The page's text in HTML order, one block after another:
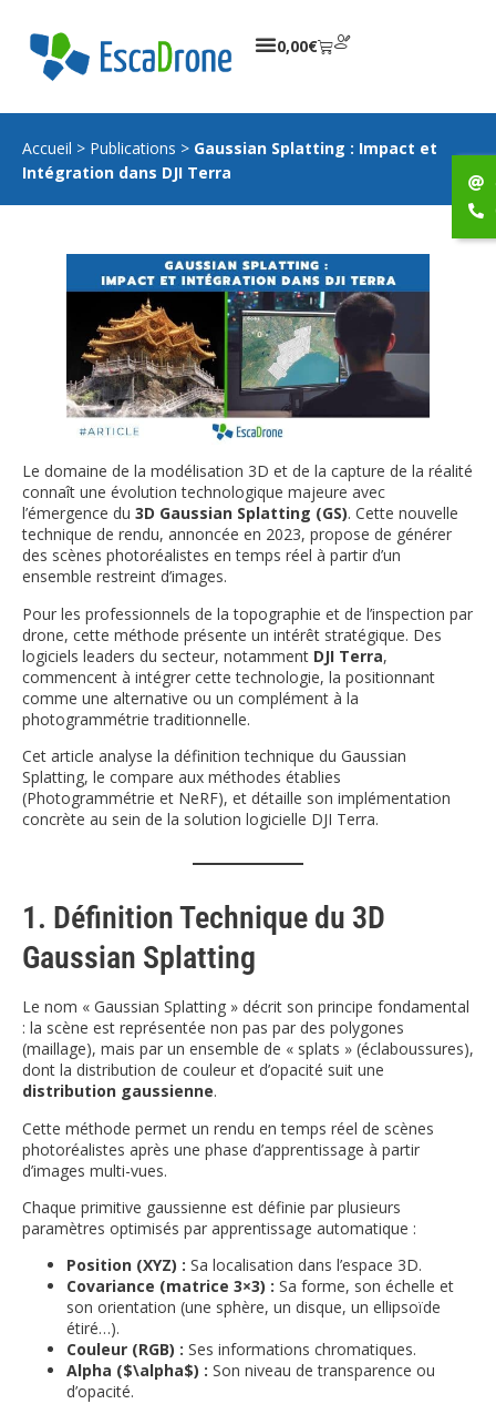
0,00€
Accueil > Publications > Gaussian Splatting : Impact et
Intégration dans DJI Terra
Le domaine de la modélisation 3D et de la capture de la réalité
connaît une évolution technologique majeure avec
l’émergence du 3D Gaussian Splatting (GS). Cette nouvelle
technique de rendu, annoncée en 2023, propose de générer
des scènes photoréalistes en temps réel à partir d’un
ensemble restreint d’images.
Pour les professionnels de la topographie et de l’inspection par
drone, cette méthode présente un intérêt stratégique. Des
logiciels leaders du secteur, notamment DJI Terra,
commencent à intégrer cette technologie, la positionnant
comme une alternative ou un complément à la
photogrammétrie traditionnelle.
Cet article analyse la définition technique du Gaussian
Splatting, le compare aux méthodes établies
(Photogrammétrie et NeRF), et détaille son implémentation
concrète au sein de la solution logicielle DJI Terra.
1. Définition Technique du 3D
Gaussian Splatting
Le nom « Gaussian Splatting » décrit son principe fondamental
: la scène est représentée non pas par des polygones
(maillage), mais par un ensemble de « splats » (éclaboussures),
dont la distribution de couleur et d’opacité suit une
distribution gaussienne.
Cette méthode permet un rendu en temps réel de scènes
photoréalistes après une phase d’apprentissage à partir
d’images multi-vues.
Chaque primitive gaussienne est définie par plusieurs
paramètres optimisés par apprentissage automatique :
Position (XYZ) : Sa localisation dans l’espace 3D.
Covariance (matrice 3×3) : Sa forme, son échelle et
son orientation (une sphère, un disque, un ellipsoïde
étiré…).
Couleur (RGB) : Ses informations chromatiques.
Alpha ($\alpha$) : Son niveau de transparence ou
d’opacité.